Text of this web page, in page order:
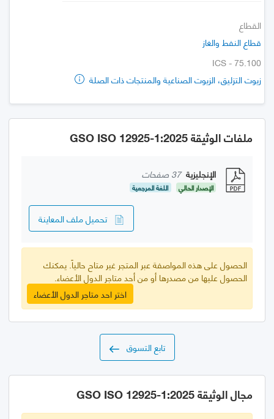
القطاع
قطاع النفط والغاز
ICS - 75.100
زيوت التزليق، الزيوت الصناعية والمنتجات ذات الصلة
ملفات الوثيقة GSO ISO 12925-1:2025
الإنجليزية 37 صفحات
الإصدار الحالي اللغة المرجعية
تحميل ملف المعاينة
الحصول على هذه المواصفة عبر المتجر غير متاح حالياً. يمكنك
الحصول عليها من مصدرها أو من أحد متاجر الدول الأعضاء.
اختر احد متاجر الدول الأعضاء
تابع التسوق
مجال الوثيقة GSO ISO 12925-1:2025